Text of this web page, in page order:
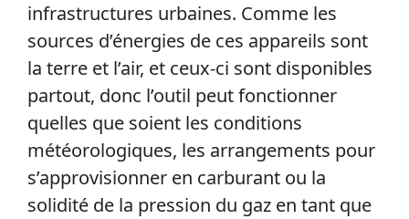
infrastructures urbaines. Comme les
sources d’énergies de ces appareils sont
la terre et l’air, et ceux-ci sont disponibles
partout, donc l’outil peut fonctionner
quelles que soient les conditions
météorologiques, les arrangements pour
s’approvisionner en carburant ou la
solidité de la pression du gaz en tant que